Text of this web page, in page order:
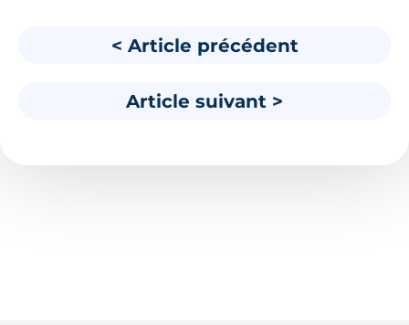
< Article précédent
Article suivant >